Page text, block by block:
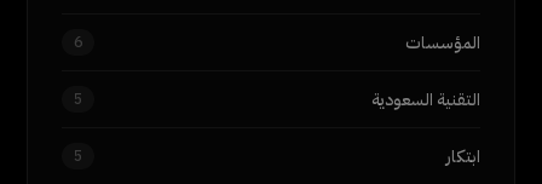
المؤسسات 6
التقنية السعودية 5
ابتكار 5